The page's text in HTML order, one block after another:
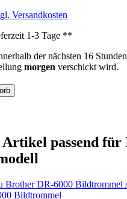
Versandkosten
1-3 Tage **
der nächsten 16
morgen verschickt wird.
Artikel passend
Bildtrommel